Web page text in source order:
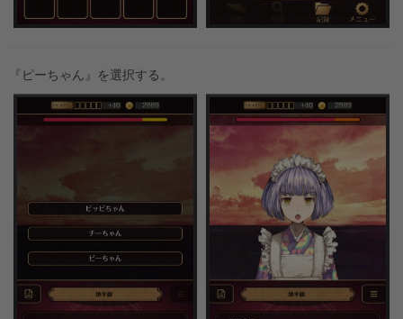
『ピーちゃん』を選択する。